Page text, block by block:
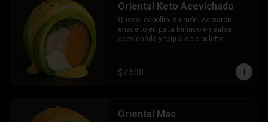
Oriental Keto Acevichado
Queso, cebollín, salmón, camarón
envuelto en palta bañado en salsa
acevichada y toque de cibulette.
$7.600
Oriental Mac